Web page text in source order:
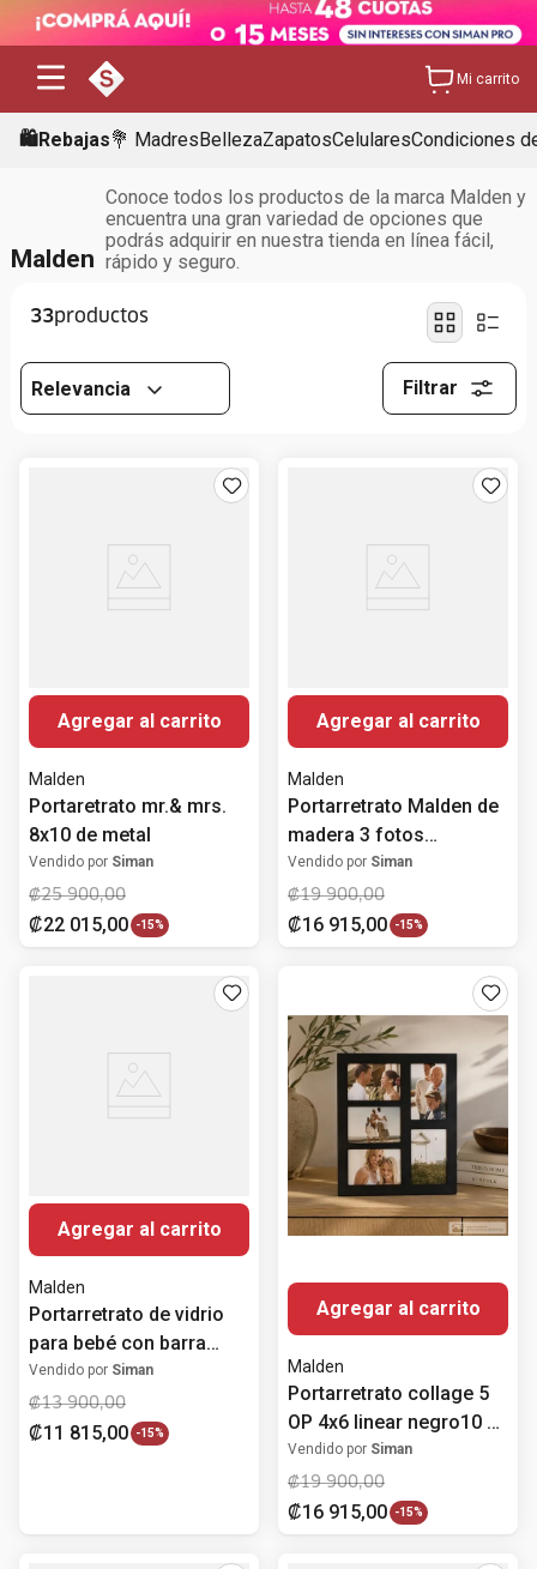
Mi carrito
🛍️Rebajas💐 MadresBellezaZapatosCelularesCondiciones
Malden
Conoce todos los productos de la marca Malden y
encuentra una gran variedad de opciones que
podrás adquirir en nuestra tienda en línea fácil,
rápido y seguro.
33
Relevancia Filtrar
Agregar al carrito
Malden
Portaretrato mr.& mrs.
8x10 de metal
Vendido por Siman
₡25 900,00
₡22 015,00 -15%
Agregar al carrito
Malden
Portarretrato Malden de
madera 3 fotos
12.7x17.8 cm
Vendido por Siman
₡19 900,00
₡16 915,00 -15%
Agregar al carrito
Malden
Portarretrato de vidrio
para bebé con barra
giratoria con frases
10.2x15.2 cm
Vendido por Siman
₡13 900,00
₡11 815,00 -15%
Agregar al carrito
Malden
Portarretrato collage 5
OP 4x6 linear negro10 x
15 cm
Vendido por Siman
₡19 900,00
₡16 915,00 -15%